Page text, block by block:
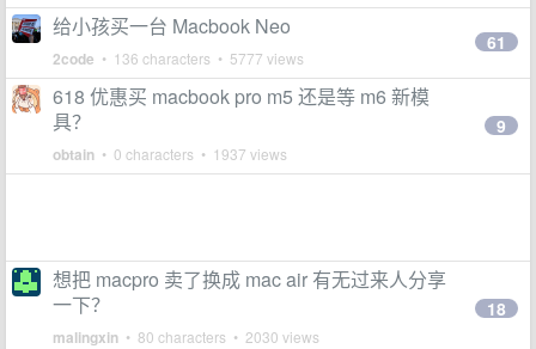
给小孩买一台 Macbook Neo
2code • 136 characters • 5777 views
61
618 优惠买 macbook pro m5 还是等 m6 新模
具？
obtain • 0 characters • 1937 views
9
想把 macpro 卖了换成 mac air 有无过来人分享
一下？
malingxin • 80 characters • 2030 views
18